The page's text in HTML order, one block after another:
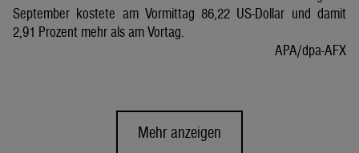
September kostete am Vormittag 86,22 US-Dollar und damit
2,91 Prozent mehr als am Vortag.
APA/dpa-AFX
Mehr anzeigen